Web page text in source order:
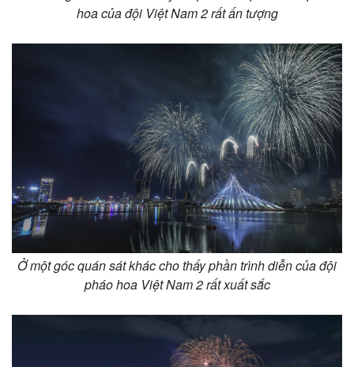
hoa của đội Việt Nam 2 rất ấn tượng
Ở một góc quán sát khác cho thấy phần trình diễn của đội
pháo hoa Việt Nam 2 rất xuất sắc